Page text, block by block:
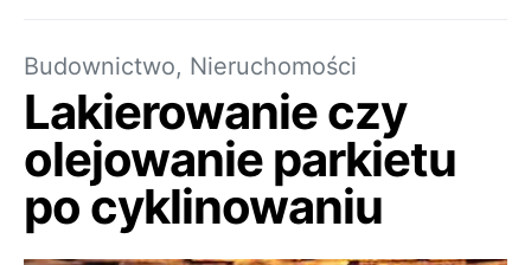
Budownictwo, Nieruchomości
Lakierowanie czy
olejowanie parkietu
po cyklinowaniu